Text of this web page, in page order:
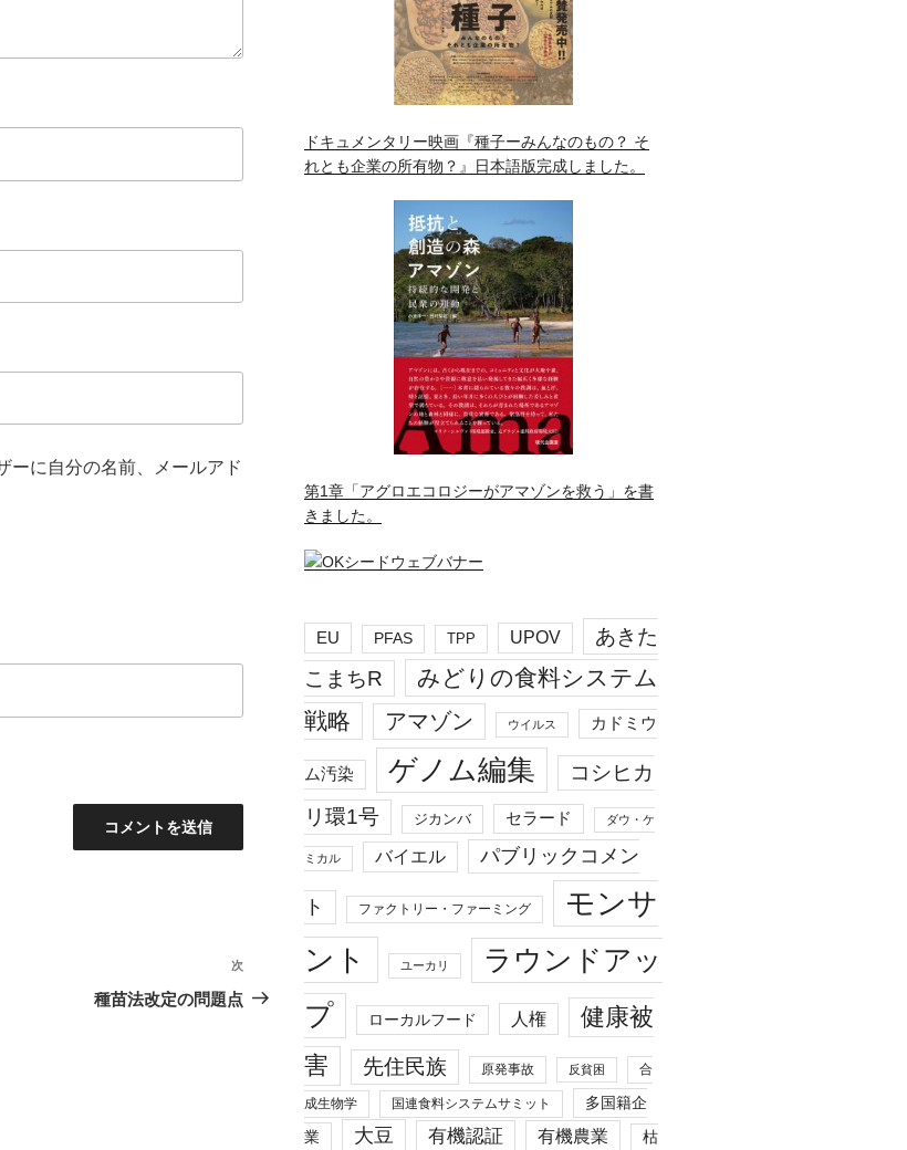
ーに自分の名前、メールアド
次
の
次
種苗法改定の問題点
ドキュメンタリー映画『種子ーみんなのもの？ そ
れとも企業の所有物？』日本語版完成しました。
第1章「アグロエコロジーがアマゾンを救う」を書
きました。
EU PFAS TPP UPOV
あきた
こまちR
みどりの食料システム
戦略
アマゾン ウイルス カドミウ
ム汚染 ゲノム編集
コシヒカ
リ環1号
ジカンバ セラード ダウ・ケ
ミカル バイエル パブリックコメン
ト ファクトリー・ファーミング
モンサ
ント
ユーカリ
ラウンドアッ
プ
ローカルフード 人権
健康被
害
先住民族 原発事故 反貧困 合
成生物学 国連食料システムサミット
多国籍企
業
大豆 有機認証 有機農業 枯